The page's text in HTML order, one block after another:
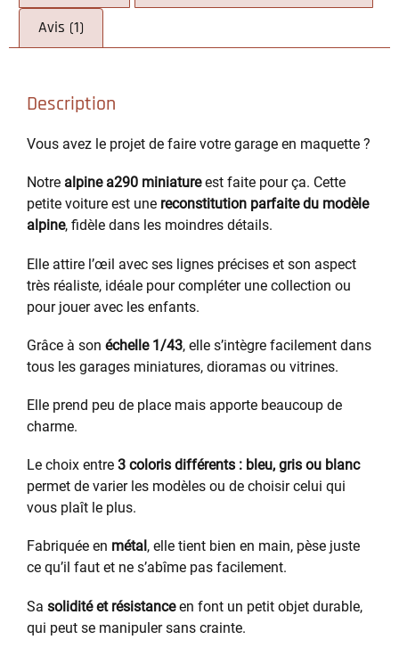
Avis (1)
Description
Vous avez le projet de faire votre garage en maquette ?
Notre alpine a290 miniatureest faite pour ça. Cette
petite voiture est une reconstitution parfaite du modèle
alpine, fidèle dans les moindres détails.
Elle attire l’œil avec ses lignes précises et son aspect
très réaliste, idéale pour compléter une collection ou
pour jouer avec les enfants.
Grâce à son échelle 1/43, elle s’intègre facilement dans
tous les garages miniatures, dioramas ou vitrines.
Elle prend peu de place mais apporte beaucoup de
charme.
Le choix entre 3 coloris différents : bleu, gris ou blanc
permet de varier les modèles ou de choisir celui qui
vous plaît le plus.
Fabriquée en métal , elle tient bien en main, pèse juste
ce qu’il faut et ne s’abîme pas facilement.
Sa solidité et résistanceen font un petit objet durable,
qui peut se manipuler sans crainte.